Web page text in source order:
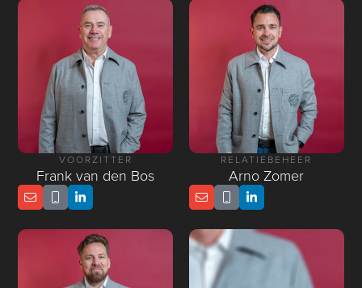
VOORZITTER
Frank van den Bos
RELATIEBEHEER
Arno Zomer